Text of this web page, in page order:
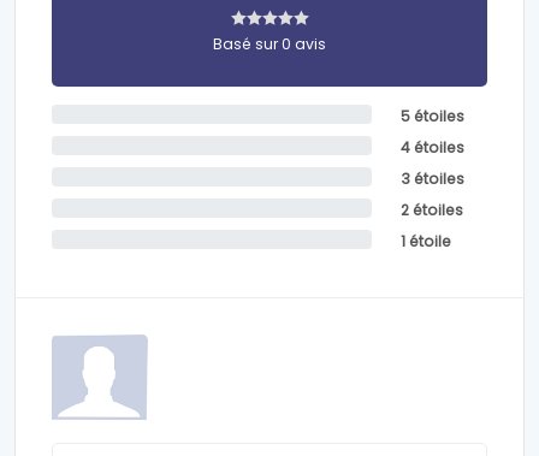
Basé sur 0 avis
5 étoiles
4 étoiles
3 étoiles
2 étoiles
1 étoile